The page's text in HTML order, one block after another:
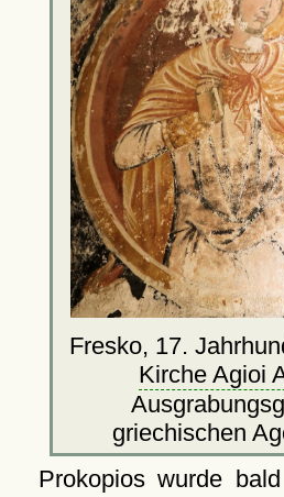
Fresko, 17.
Kirche Agioi
griechischen
Prokopios wurde